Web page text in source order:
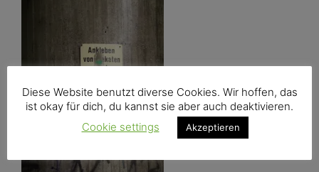
Diese Website benutzt diverse Cookies. Wir hoffen, das
ist okay für dich, du kannst sie aber auch deaktivieren.
Cookie settings
Akzeptieren